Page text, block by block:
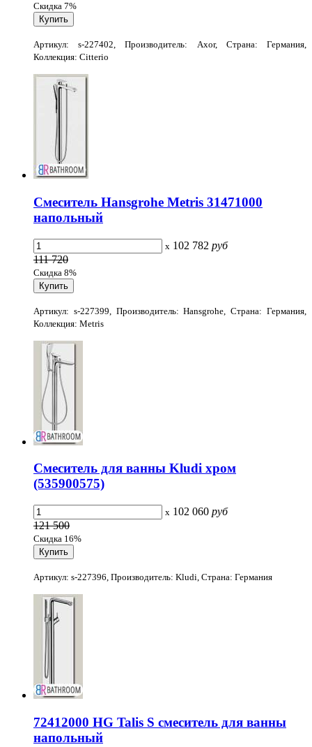
Скидка 7%
Артикул: s-227402, Производитель: Axor, Страна: Германия,
Коллекция: Citterio
Смеситель Hansgrohe Metris 31471000
напольный
x 102 782 руб
111 720
Скидка 8%
Артикул: s-227399, Производитель: Hansgrohe, Страна: Германия,
Коллекция: Metris
Смеситель для ванны Kludi хром
(535900575)
x 102 060 руб
121 500
Скидка 16%
Артикул: s-227396, Производитель: Kludi, Страна: Германия
72412000 HG Talis S смеситель для ванны
напольный